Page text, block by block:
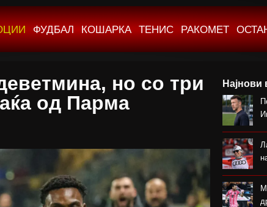
ФУДБАЛ КОШАРКА ТЕНИС РАКОМЕТ
но со три
од Парма
Најнови